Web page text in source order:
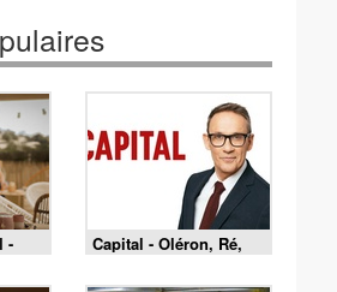
- Capital - Oléron, Ré,
Belle-Île : le match des
îles est lancé !